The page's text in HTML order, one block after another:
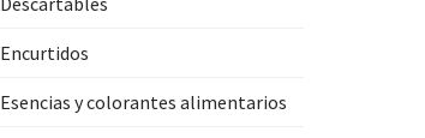
Encurtidos
Esencias y colorantes alimentarios